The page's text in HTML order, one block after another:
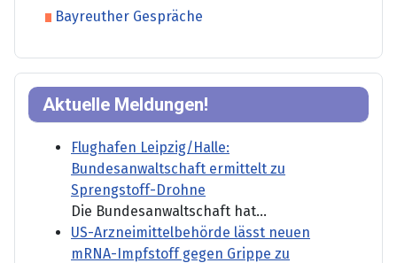
Bayreuther Gespräche
Aktuelle Meldungen!
Flughafen Leipzig/Halle:
Bundesanwaltschaft ermittelt zu
Sprengstoff-Drohne
Die Bundesanwaltschaft hat...
US-Arzneimittelbehörde lässt neuen
mRNA-Impfstoff gegen Grippe zu